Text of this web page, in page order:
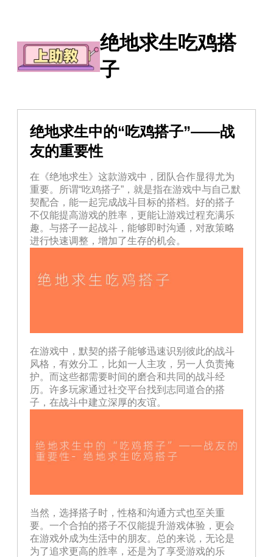
绝地求生吃鸡搭
子
绝地求生中的“吃鸡搭子”——战
友的重要性
在《绝地求生》这款游戏中，团队合作显得尤为
重要。所谓“吃鸡搭子”，就是指在游戏中与自己默
契配合，能一起完成战斗目标的搭档。好的搭子
不仅能提高游戏的胜率，更能让游戏过程充满乐
趣。与搭子一起战斗，能够即时沟通，对敌策略
进行快速调整，增加了生存的机会。
在游戏中，默契的搭子能够迅速识别彼此的战斗
风格，有效分工，比如一人主攻，另一人负责掩
护。而这些都需要时间的磨合和共同的战斗经
历。许多玩家通过社交平台找到志同道合的搭
子，在战斗中建立深厚的友谊。
当然，选择搭子时，性格和沟通方式也至关重
要。一个合拍的搭子不仅能提升游戏体验，更会
在游戏外成为生活中的朋友。总的来说，无论是
为了追求更高的胜率，还是为了享受游戏的乐